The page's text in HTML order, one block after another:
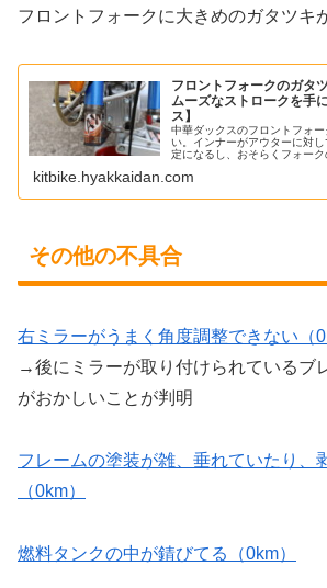
フロントフォークに大きめのガタツキ
フロントフォークのガタ
ムーズなストロークを手
ス】
中華ダックスのフロントフォ
い。インナーがアウターに対
定になるし、おそらくフォー
が渋い。そもそもローダウンス
kitbike.hyakkaidan.com
その他の不具合
右ミラーがうまく角度調整できない（
→後にミラーが取り付けられているブ
がおかしいことが判明
フレームの塗装が雑、垂れていたり、
（0km）
燃料タンクの中が錆びてる（0km）